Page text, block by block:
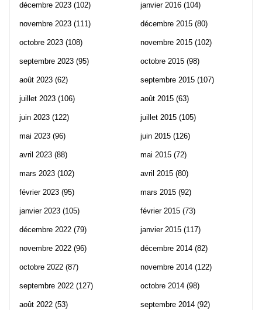
décembre 2023 (102)
novembre 2023 (111)
octobre 2023 (108)
septembre 2023 (95)
août 2023 (62)
juillet 2023 (106)
juin 2023 (122)
mai 2023 (96)
avril 2023 (88)
mars 2023 (102)
février 2023 (95)
janvier 2023 (105)
décembre 2022 (79)
novembre 2022 (96)
octobre 2022 (87)
septembre 2022 (127)
août 2022 (53)
janvier 2016 (104)
décembre 2015 (80)
novembre 2015 (102)
octobre 2015 (98)
septembre 2015 (107)
août 2015 (63)
juillet 2015 (105)
juin 2015 (126)
mai 2015 (72)
avril 2015 (80)
mars 2015 (92)
février 2015 (73)
janvier 2015 (117)
décembre 2014 (82)
novembre 2014 (122)
octobre 2014 (98)
septembre 2014 (92)